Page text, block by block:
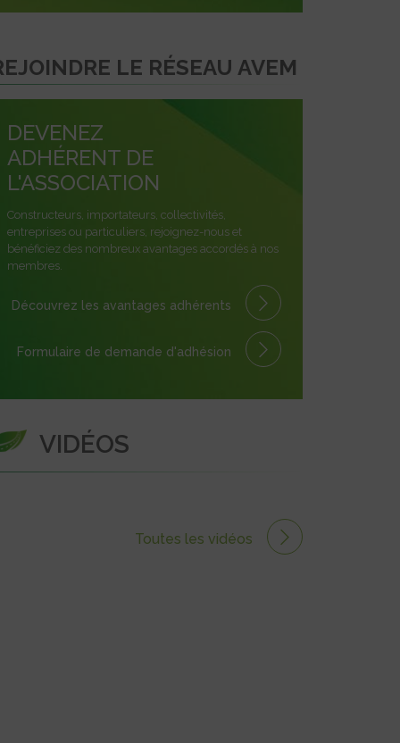
LE RÉSEAU AVEM
DEVENEZ
ADHÉRENT DE
L'ASSOCIATION
Constructeurs, importateurs, collectivités,
entreprises ou particuliers, rejoignez-nous et
bénéficiez des nombreux avantages accordés à nos
membres.
Découvrez les avantages adhérents
Formulaire de demande d'adhésion
VIDÉOS
Toutes les vidéos